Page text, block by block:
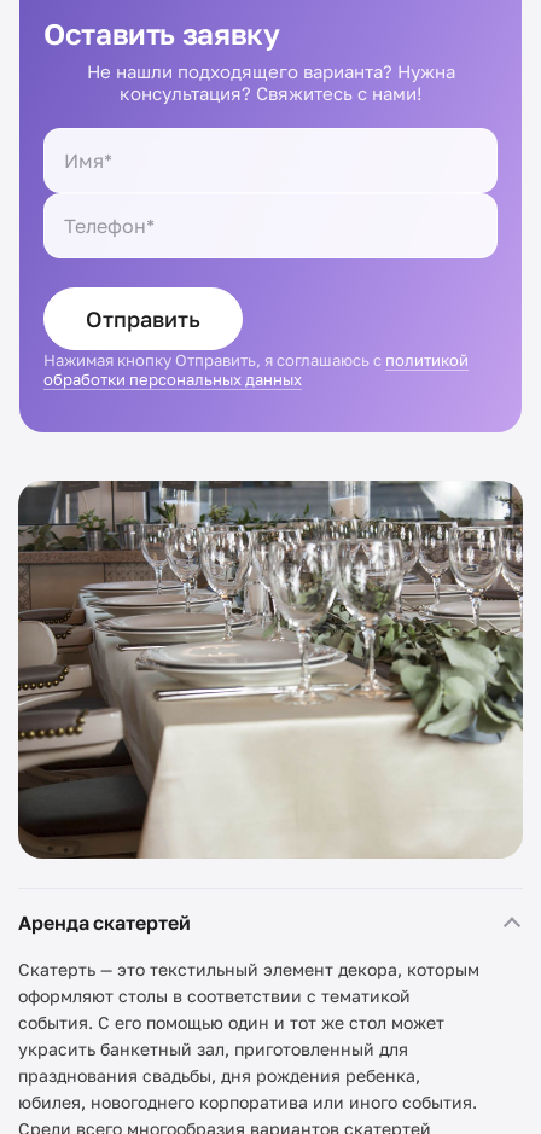
Оставить заявку
Не нашли подходящего варианта? Нужна
консультация? Свяжитесь с нами!
Отправить
Нажимая кнопку Отправить, я соглашаюсь с политикой
обработки персональных данных
Аренда скатертей
Скатерть — это текстильный элемент декора, которым
оформляют столы в соответствии с тематикой
события. С его помощью один и тот же стол может
украсить банкетный зал, приготовленный для
празднования свадьбы, дня рождения ребенка,
юбилея, новогоднего корпоратива или иного события.
Среди всего многообразия вариантов скатертей